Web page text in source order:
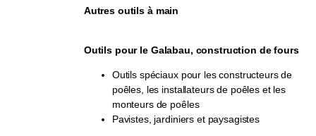
Autres outils à main
Outils pour le Galabau, construction de fours
Outils spéciaux pour les constructeurs de
poêles, les installateurs de poêles et les
monteurs de poêles
Pavistes, jardiniers et paysagistes